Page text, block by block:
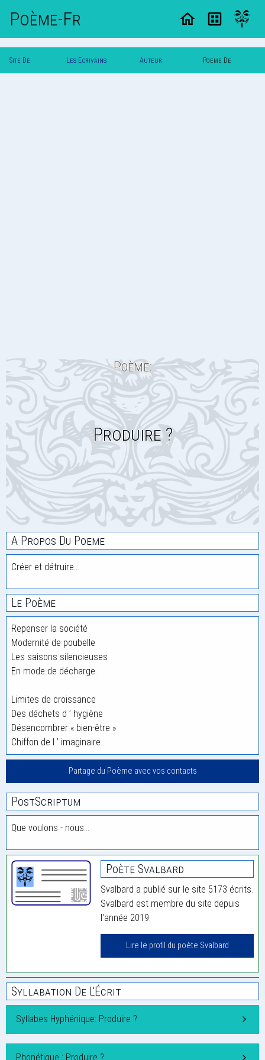
Poème-Fr
Site De Les Ecrivains Auteur Poeme De
Poème:
Produire ?
A Propos Du Poeme
Créer et détruire…
Le Poème
Repenser la société
Modernité de poubelle
Les saisons silencieuses
En mode de décharge.
Limites de croissance
Des déchets d ’ hygiène
Désencombrer « bien-être »
Chiffon de l ’ imaginaire.
Partage du Poème avec vos contacts
PostScriptum
Que voulons - nous…
Poète Svalbard
Svalbard a publié sur le site 5173 écrits.
Svalbard est membre du site depuis
l'année 2019.
Lire le profil du poète Svalbard
Syllabation De L'Écrit
Syllabes Hyphénique: Produire ?
Phonétique : Produire ?